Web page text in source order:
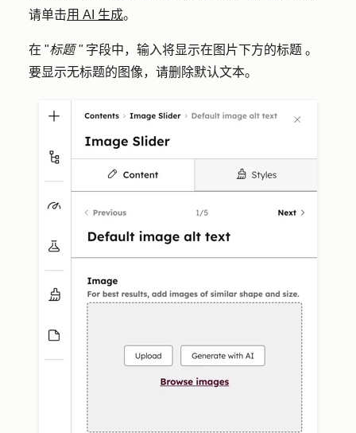
请单击用 AI 生成。
在 "标题 " 字段中，输入将显示在图片下方的标题 。
要显示无标题的图像，请删除默认文本。